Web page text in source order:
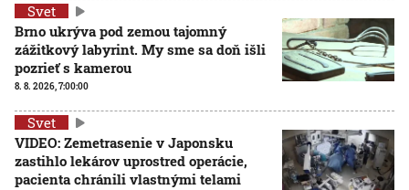
Svet
Brno ukrýva pod zemou tajomný
zážitkový labyrint. My sme sa doň išli
pozrieť s kamerou
8. 8. 2026, 7:00:00
Svet
VIDEO: Zemetrasenie v Japonsku
zastihlo lekárov uprostred operácie,
pacienta chránili vlastnými telami